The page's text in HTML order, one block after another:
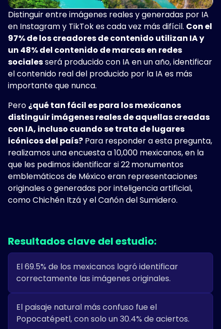
Distinguir entre imágenes reales y generadas por IA
en Instagram y TikTok es cada vez más difícil. Con el
97% de los creadores de contenido utilizan IA y
un 48% del contenido de marcas en redes
socialesserá producido con IA en un año, identificar
el contenido real del producido por la IA es más
importante que nunca.
Pero ¿qué tan fácil es para los mexicanos
distinguir imágenes reales de aquellas creadas
con IA, incluso cuando se trata de lugares
icónicos del país? Para responder a esta pregunta,
realizamos una encuesta a 10,000 mexicanos, en la
que les pedimos identificar si 22monumentos
emblemáticos de México eran representaciones
originales o generadas por inteligencia artificial,
como Chichén Itzá y el Cañón del Sumidero.
Resultados clave del estudio:
El 69.5% de los mexicanos logró identificar
correctamente las imágenes originales.
El paisaje natural más confuso fue el
Popocatépetl, con solo un 30.4% de aciertos.